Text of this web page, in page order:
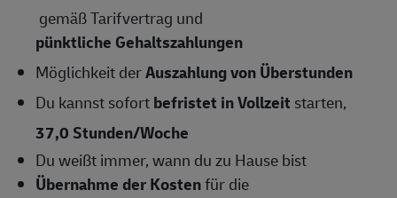
gemäß Tarifvertrag und
pünktliche Gehaltszahlungen
Möglichkeit derAuszahlung von Überstunden
Du kannst sofortbefristet in Vollzeit starten,
37,0 Stunden/Woche
Du weißt immer, wann du zu Hause bist
Übernahme der Kostenfür die